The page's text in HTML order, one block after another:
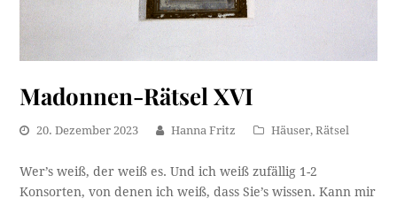
Madonnen-Rätsel XVI
20. Dezember 2023 Hanna Fritz Häuser,Rätsel
Wer’s weiß, der weiß es. Und ich weiß zufällig 1-2
Konsorten, von denen ich weiß, dass Sie’s wissen. Kann mir